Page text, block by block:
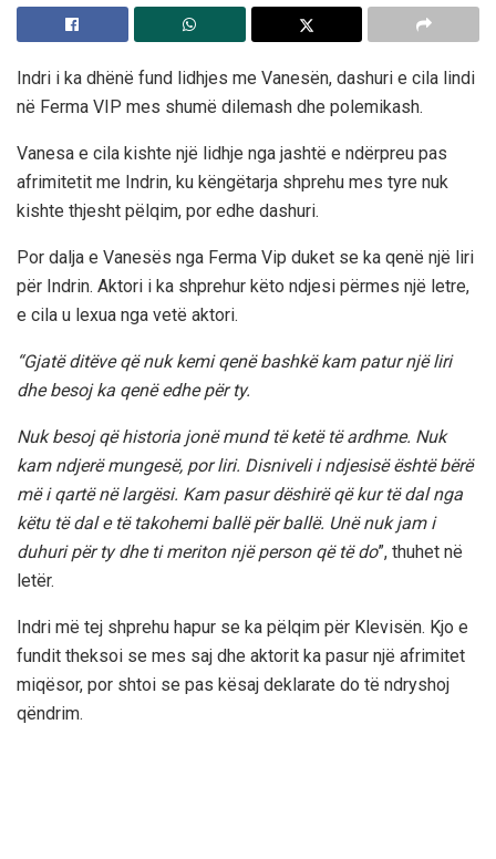
Indri i ka dhënë fund lidhjes me Vanesën, dashuri e cila lindi
në Ferma VIP mes shumë dilemash dhe polemikash.
Vanesa e cila kishte një lidhje nga jashtë e ndërpreu pas
afrimitetit me Indrin, ku këngëtarja shprehu mes tyre nuk
kishte thjesht pëlqim, por edhe dashuri.
Por dalja e Vanesës nga Ferma Vip duket se ka qenë një liri
për Indrin. Aktori i ka shprehur këto ndjesi përmes një letre,
e cila u lexua nga vetë aktori.
“Gjatë ditëve që nuk kemi qenë bashkë kam patur një liri
dhe besoj ka qenë edhe për ty.
Nuk besoj që historia jonë mund të ketë të ardhme. Nuk
kam ndjerë mungesë, por liri. Disniveli i ndjesisë është bërë
më i qartë në largësi. Kam pasur dëshirë që kur të dal nga
këtu të dal e të takohemi ballë për ballë. Unë nuk jam i
duhuri për ty dhe ti meriton një person që të do”, thuhet në
letër.
Indri më tej shprehu hapur se ka pëlqim për Klevisën. Kjo e
fundit theksoi se mes saj dhe aktorit ka pasur një afrimitet
miqësor, por shtoi se pas kësaj deklarate do të ndryshoj
qëndrim.